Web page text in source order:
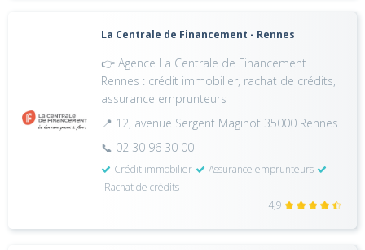
La Centrale de Financement - Rennes
👉 Agence La Centrale de Financement
Rennes : crédit immobilier, rachat de crédits,
assurance emprunteurs
📍 12, avenue Sergent Maginot 35000 Rennes
📞 02 30 96 30 00
Crédit immobilier
Assurance emprunteurs
Rachat de crédits
4,9